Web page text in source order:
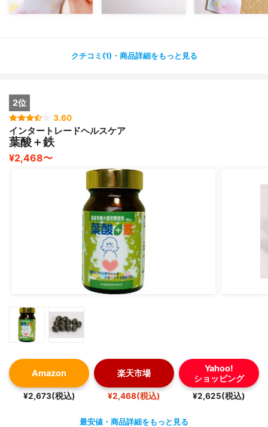
葉酸に天然や合成があるなんて知らなかった。
動物性由来の成分を使用していないので、ヴィーガンの方
そして、植物由来の乳酸菌配合により、腸内フローラを整
え、サプリメントの栄養素の吸収をサポートまでしてくれ
る。
私は1日5粒を目安に飲んでいます。
1日何回かに分けて飲むようにしています。
なんとなく海藻の香り？磯の香り？？
飲みにくいとかはないです。
妊活中だけじゃなく、妊娠初期にも飲めるから、毎日飲み
クチコミ(1)・商品詳細をもっと見る
2位
3.60
インタートレードヘルスケア
葉酸＋鉄
¥2,468〜
Amazon
¥2,673(税込)
楽天市場
¥2,468(税込)
Yahoo!
ショッピング
¥2,625(税込)
最安値・商品詳細をもっと見る